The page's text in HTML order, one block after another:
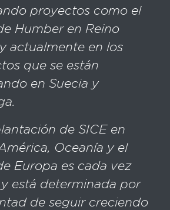
proyectos como el
Humber en Reino
actualmente en los
que se están
en Suecia y
de SICE en
Oceanía y el
Europa es cada vez
está determinada por
de seguir creciendo